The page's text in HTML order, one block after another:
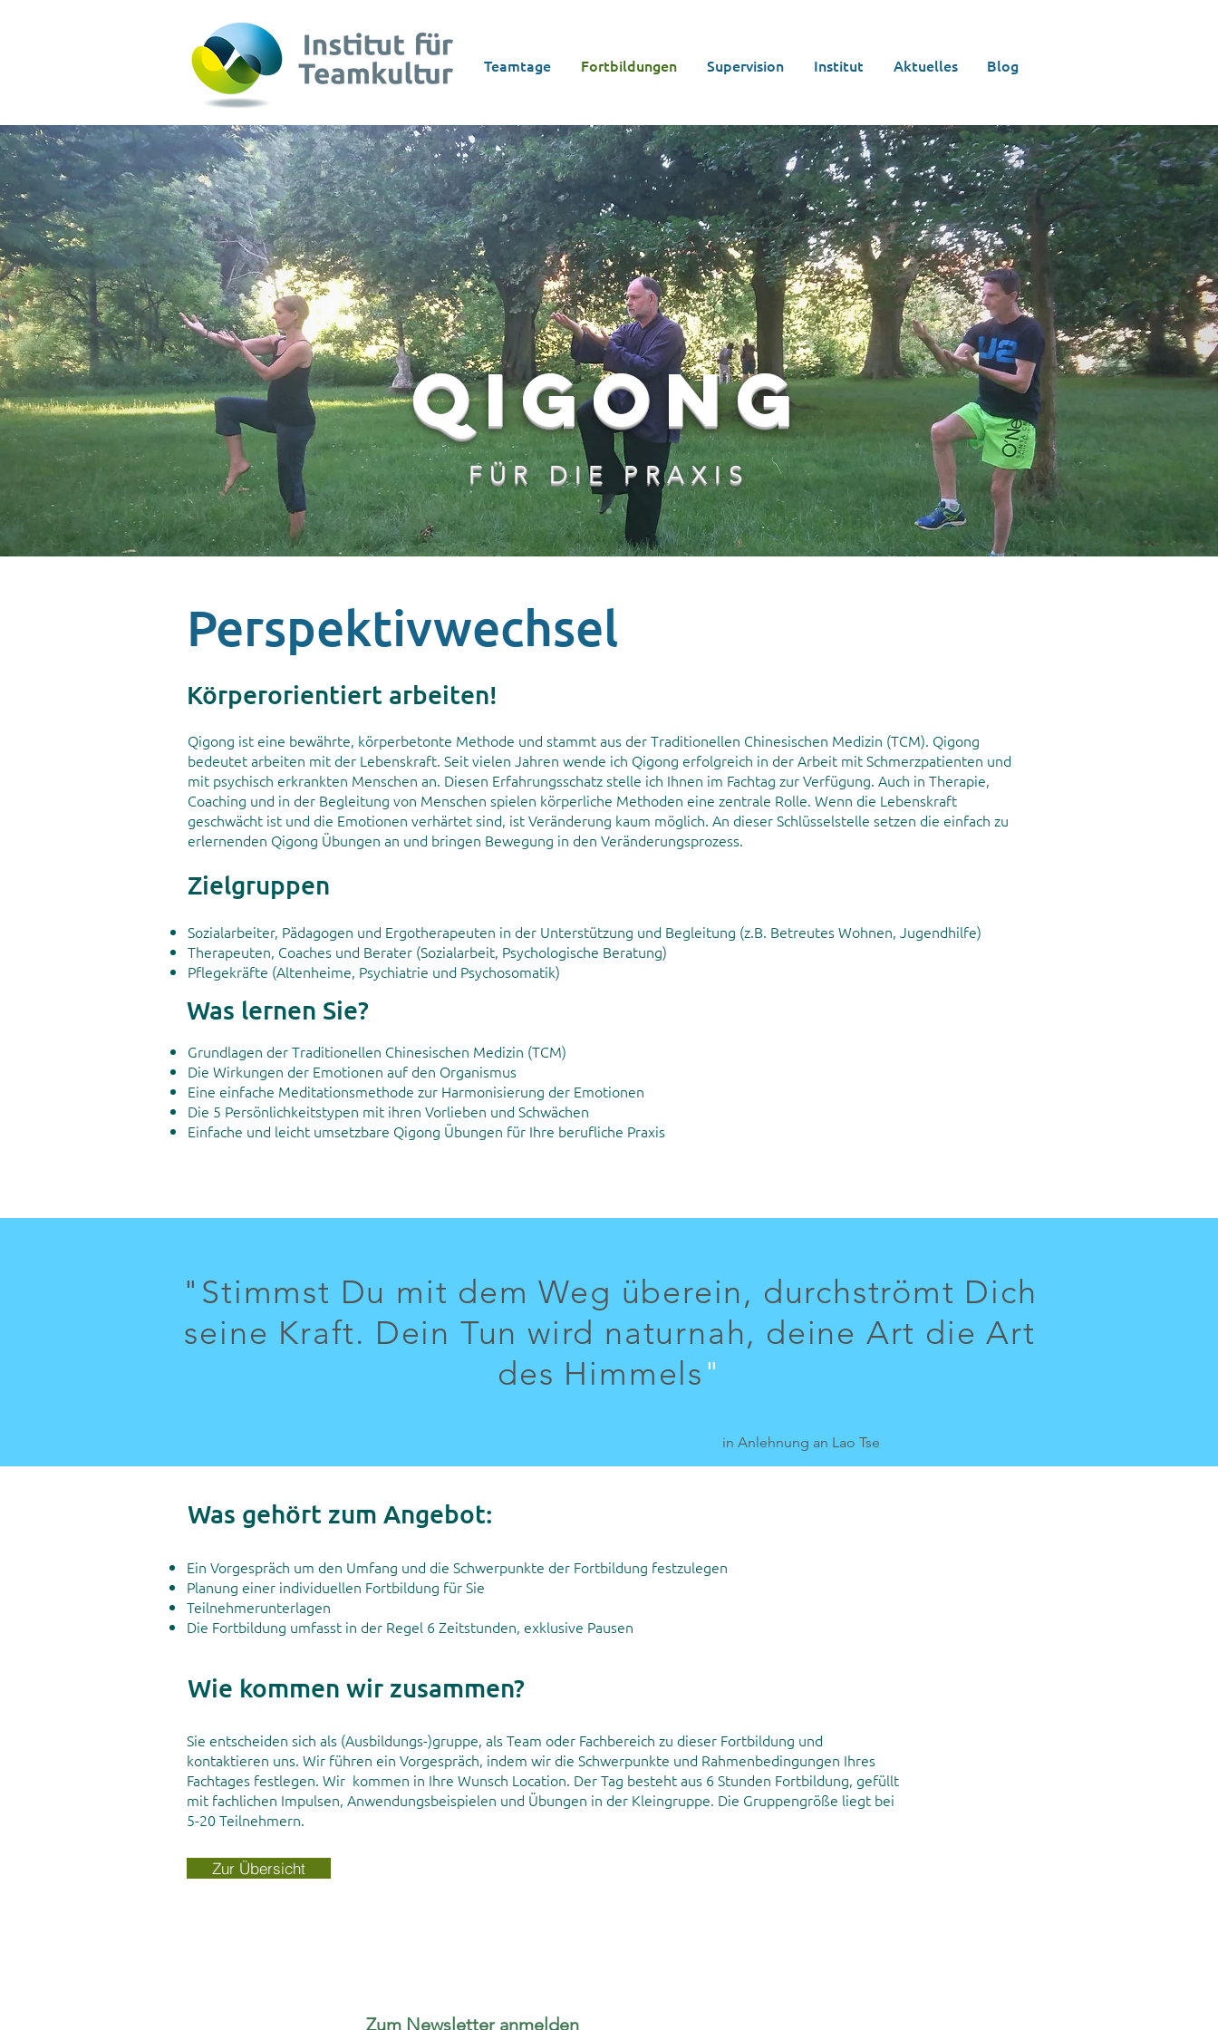
Teamtage Fortbildungen Supervision Institut Aktuelles Blog
Qigong
FÜR DIE PRAXIS
Perspektivwechsel
Körperorientiert arbeiten!
Qigong ist eine bewährte, körperbetonte Methode und stammt aus der Traditionellen Chinesischen Medizin (TCM). Qigong
bedeutet arbeiten mit der Lebenskraft. Seit vielen Jahren wende ich Qigong erfolgreich in der Arbeit mit Schmerzpatienten und
mit psychisch erkrankten Menschen an. Diesen Erfahrungsschatz stelle ich Ihnen im Fachtag zur Verfügung. Auch in Therapie,
Coaching und in der Begleitung von Menschen spielen körperliche Methoden eine zentrale Rolle. Wenn die Lebenskraft
geschwächt ist und die Emotionen verhärtet sind, ist Veränderung kaum möglich. An dieser Schlüsselstelle setzen die einfach zu
erlernenden Qigong Übungen an und bringen Bewegung in den Veränderungsprozess.
Zielgruppen
Sozialarbeiter, Pädagogen und Ergotherapeuten in der Unterstützung und Begleitung (z.B. Betreutes Wohnen, Jugendhilfe)
Therapeuten, Coaches und Berater (Sozialarbeit, Psychologische Beratung)
Pflegekräfte (Altenheime, Psychiatrie und Psychosomatik)
Was lernen Sie?
Grundlagen der Traditionellen Chinesischen Medizin (TCM)
Die Wirkungen der Emotionen auf den Organismus
Eine einfache Meditationsmethode zur Harmonisierung der Emotionen
Die 5 Persönlichkeitstypen mit ihren Vorlieben und Schwächen
Einfache und leicht umsetzbare Qigong Übungen für Ihre berufliche Praxis
"Stimmst Du mit dem Weg überein, durchströmt Dich
seine Kraft. Dein Tun wird naturnah, deine Art die Art
des Himmels"
in Anlehnung an Lao Tse
Was gehört zum Angebot:
Ein Vorgespräch um den Umfang und die Schwerpunkte der Fortbildung festzulegen
Planung einer individuellen Fortbildung für Sie
Teilnehmerunterlagen
Die Fortbildung umfasst in der Regel 6 Zeitstunden, exklusive Pausen
Wie kommen wir zusammen?
​Sie entscheiden sich als (Ausbildungs-)gruppe, als Team oder Fachbereich zu dieser Fortbildung und
kontaktieren uns. Wir führen ein Vorgespräch, indem wir die Schwerpunkte und Rahmenbedingungen Ihres
Fachtages festlegen. Wir kommen in Ihre Wunsch Location. Der Tag besteht aus 6 Stunden Fortbildung, gefüllt
mit fachlichen Impulsen, Anwendungsbeispielen und Übungen in der Kleingruppe. Die Gruppengröße liegt bei
5-20 Teilnehmern.
Zur Übersicht
Zum Newsletter anmelden